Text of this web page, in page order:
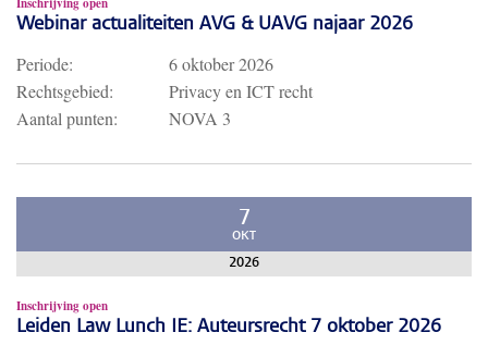
Webinar actualiteiten AVG & UAVG najaar 2026
Periode:
6 oktober 2026
Rechtsgebied:
Privacy en ICT recht
Aantal punten:
NOVA 3
7
OKT
2026
Inschrijving open
Leiden Law Lunch IE: Auteursrecht 7 oktober 2026